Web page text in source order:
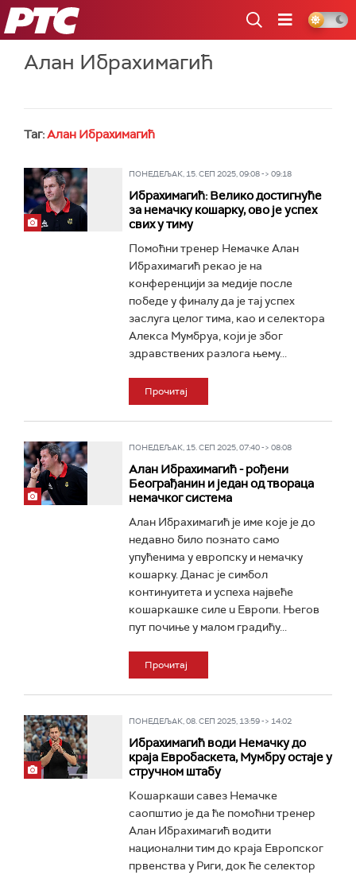
РТС
Алан Ибрахимагић
Таг:Алан Ибрахимагић
ПОНЕДЕЉАК, 15. СЕП 2025, 09:08 -> 09:18
Ибрахимагић: Велико достигнуће
за немачку кошарку, ово је успех
свих у тиму
Помоћни тренер Немачке Алан
Ибрахимагић рекао је на
конференцији за медије после
победе у финалу да је тај успех
заслуга целог тима, као и селектора
Алекса Мумбруа, који је због
здравствених разлога њему...
Прочитај
ПОНЕДЕЉАК, 15. СЕП 2025, 07:40 -> 08:08
Алан Ибрахимагић - рођени
Београђанин и један од твораца
немачког система
Алан Ибрахимагић је име које је до
недавно било познато само
упућенима у европску и немачку
кошарку. Данас је симбол
континуитета и успеха највеће
кошаркашкe силe u Европи. Његов
пут почиње у малом градићу...
Прочитај
ПОНЕДЕЉАК, 08. СЕП 2025, 13:59 -> 14:02
Ибрахимагић води Немачку до
краја Евробаскета, Мумбру остаје у
стручном штабу
Кошаркаши савез Немачке
саопштио је да ће помоћни тренер
Алан Ибрахимагић водити
национални тим до краја Европског
првенства у Риги, док ће селектор